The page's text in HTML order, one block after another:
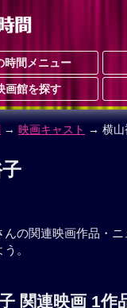
時間メニュー
画館を探す
→ 映画キャスト → 横山
んの関連映画作品・
。
関連映画 1作